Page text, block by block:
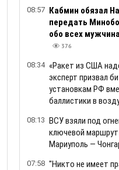
08:57 Кабмин обязал
передать
обо всех
376
08:34 «Ракет из США
эксперт призвал
установкам РФ
баллистики в
08:13 ВСУ взяли под
ключевой маршрут
Мариуполь —
07:58 "Никто не имеет